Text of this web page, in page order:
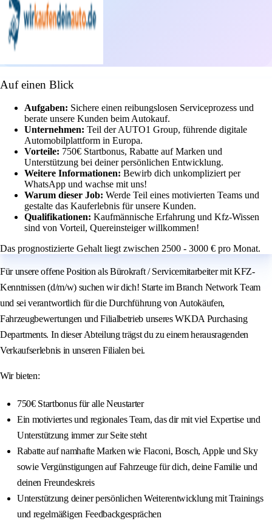
Auf einen Blick
Aufgaben: Sichere einen reibungslosen Serviceprozess und
berate unsere Kunden beim Autokauf.
Unternehmen: Teil der AUTO1 Group, führende digitale
Automobilplattform in Europa.
Vorteile: 750€ Startbonus, Rabatte auf Marken und
Unterstützung bei deiner persönlichen Entwicklung.
Weitere Informationen: Bewirb dich unkompliziert per
WhatsApp und wachse mit uns!
Warum dieser Job: Werde Teil eines motivierten Teams und
gestalte das Kauferlebnis für unsere Kunden.
Qualifikationen: Kaufmännische Erfahrung und Kfz-Wissen
sind von Vorteil, Quereinsteiger willkommen!
Das prognostizierte Gehalt liegt zwischen 2500 - 3000 € pro Monat.
Für unsere offene Position als Bürokraft / Servicemitarbeiter mit KFZ-
Kenntnissen (d/m/w) suchen wir dich! Starte im Branch Network Team
und sei verantwortlich für die Durchführung von Autokäufen,
Fahrzeugbewertungen und Filialbetrieb unseres WKDA Purchasing
Departments. In dieser Abteilung trägst du zu einem herausragenden
Verkaufserlebnis in unseren Filialen bei.
Wir bieten:
750€ Startbonus für alle Neustarter
Ein motiviertes und regionales Team, das dir mit viel Expertise und
Unterstützung immer zur Seite steht
Rabatte auf namhafte Marken wie Flaconi, Bosch, Apple und Sky
sowie Vergünstigungen auf Fahrzeuge für dich, deine Familie und
deinen Freundeskreis
Unterstützung deiner persönlichen Weiterentwicklung mit Trainings
und regelmäßigen Feedbackgesprächen